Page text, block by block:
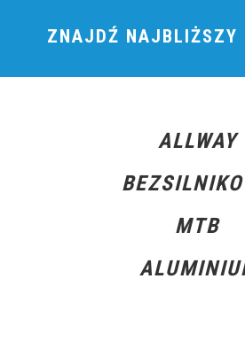
ZNAJDŹ NAJBLIŻSZY
ALLWAY
MTB